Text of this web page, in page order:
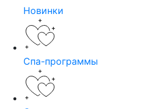
Новинки
Спа-программы